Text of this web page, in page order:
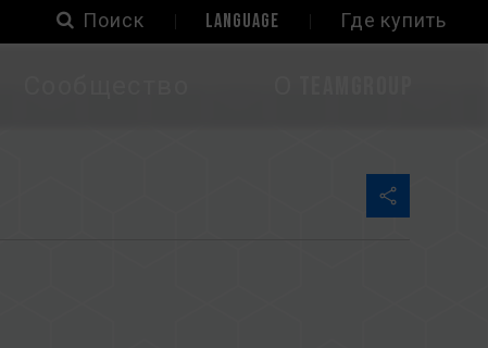
Поиск LANGUAGE Где купить